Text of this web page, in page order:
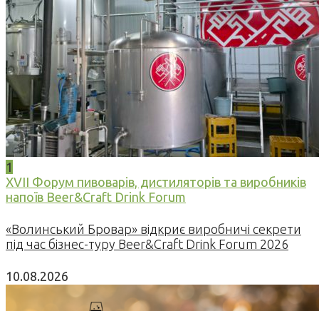
1
XVII Форум пивоварів, дистиляторів та виробників
напоїв Beer&Craft Drink Forum
«Волинський Бровар» відкриє виробничі секрети
під час бізнес-туру Beer&Craft Drink Forum 2026
10.08.2026